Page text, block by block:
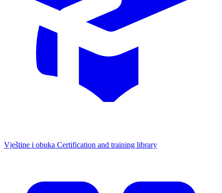
Vještine i obuka Certification and training library